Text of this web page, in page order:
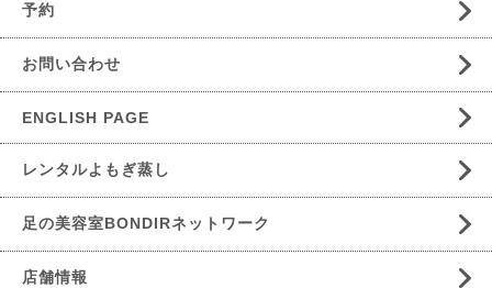
予約
お問い合わせ
ENGLISH PAGE
レンタルよもぎ蒸し
足の美容室BONDIRネットワーク
店舗情報